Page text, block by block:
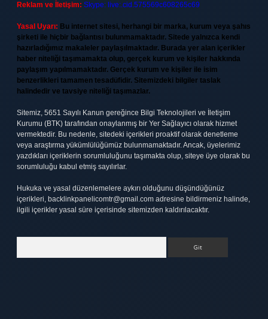
Reklam ve İletişim: Skype: live:.cid.575569c608265c69
Yasal Uyarı: Bu internet sitesi, herhangi bir marka, kurum veya şahıs
şirketi ile hiçbir bağlantısı bulunmamaktadır. Sitede yalnızca kendi
hazırladığımız makaleler paylaşılmaktadır. Burada yer alan içerikler
haber niteliği taşımamakta olup, gerçek kurum ve kişiler hakkında
paylaşım yapılmamaktadır. Gerçek kurum ve kişiler ile isim
benzerlikleri tamamen tesadüfidir. Sitemizdeki bilgiler taslak
halindedir ve tavsiye niteliği taşımazlar.
Sitemiz, 5651 Sayılı Kanun gereğince Bilgi Teknolojileri ve İletişim
Kurumu (BTK) tarafından onaylanmış bir Yer Sağlayıcı olarak hizmet
vermektedir. Bu nedenle, sitedeki içerikleri proaktif olarak denetleme
veya araştırma yükümlülüğümüz bulunmamaktadır. Ancak, üyelerimiz
yazdıkları içeriklerin sorumluluğunu taşımakta olup, siteye üye olarak bu
sorumluluğu kabul etmiş sayılırlar.
Hukuka ve yasal düzenlemelere aykırı olduğunu düşündüğünüz
içerikleri, backlinkpanelicomtr@gmail.com adresine bildirmeniz halinde,
ilgili içerikler yasal süre içerisinde sitemizden kaldırılacaktır.